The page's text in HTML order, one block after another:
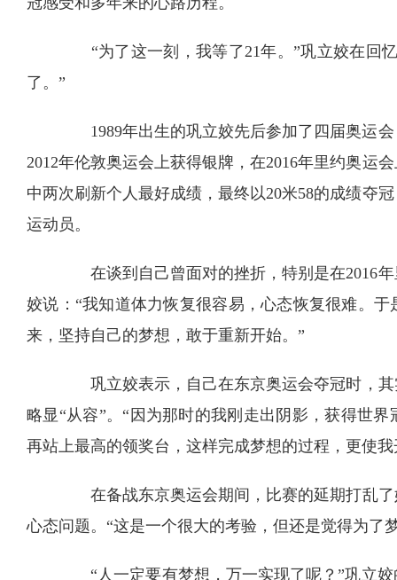
“为了这一刻，我等了21年。”巩立姣在回
了。”
1989年出生的巩立姣先后参加了四届奥运会
2012年伦敦奥运会上获得银牌，在2016年里约奥运
中两次刷新个人最好成绩，最终以20米58的成绩夺
运动员。
在谈到自己曾面对的挫折，特别是在2016年
姣说：“我知道体力恢复很容易，心态恢复很难。
来，坚持自己的梦想，敢于重新开始。”
巩立姣表示，自己在东京奥运会夺冠时，其
略显“从容”。“因为那时的我刚走出阴影，获得世
再站上最高的领奖台，这样完成梦想的过程，更使
在备战东京奥运会期间，比赛的延期打乱了
心态问题。“这是一个很大的考验，但还是觉得为了
“人一定要有梦想，万一实现了呢？”巩立姣